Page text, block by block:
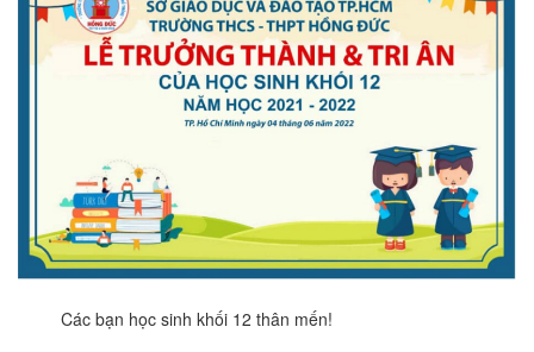
Các bạn học sinh khối 12 thân mến!